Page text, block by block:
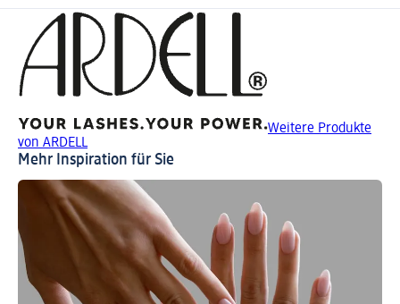
Weitere Produkte
von ARDELL
Mehr Inspiration für Sie